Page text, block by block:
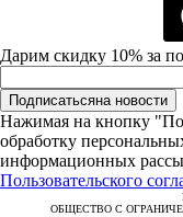
Дарим скидку 10% за
Подписатьсяна новости
Нажимая на кнопку
обработку
информационных
Пользовательского
ОБЩЕСТВО С